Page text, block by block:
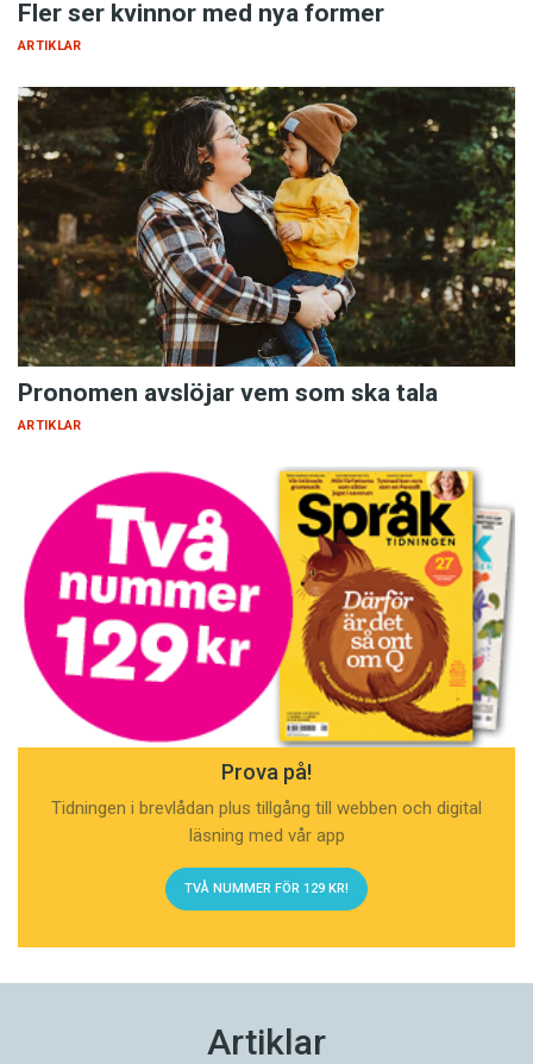
Fler ser kvinnor med nya former
ARTIKLAR
Pronomen avslöjar vem som ska tala
ARTIKLAR
Prova på!
Tidningen i brevlådan plus tillgång till webben och digital
läsning med vår app
TVÅ NUMMER FÖR 129 KR!
Artiklar